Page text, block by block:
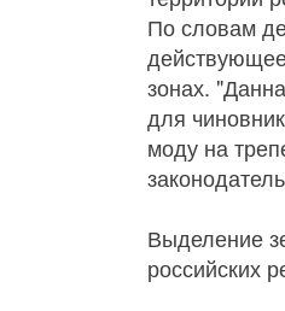
По словам
зонах.
для
моду на
Выделение
российских